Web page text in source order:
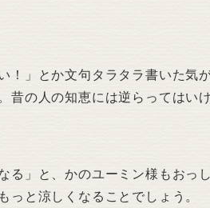
！」とか文句タラタラ書いた気
昔の人の知恵には逆らってはい
る」と、かのユーミン様もおっ
と涼しくなることでしょう。